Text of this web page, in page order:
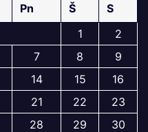
Pn Š
S
1
2
7 8
9
14 15
16
21 22
23
28 29
30